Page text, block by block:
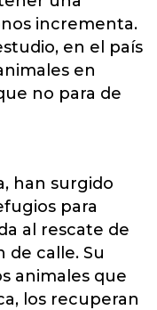
incrementa.
en el país
en
no para de
han surgido
para
al rescate de
de calle. Su
animales que
los recuperan